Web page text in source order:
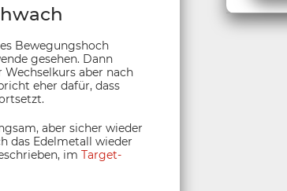
Bewegungshoch
gesehen. Dann
aber nach
eher dafür, dass
aber sicher wieder
das Edelmetall wieder
im Target-